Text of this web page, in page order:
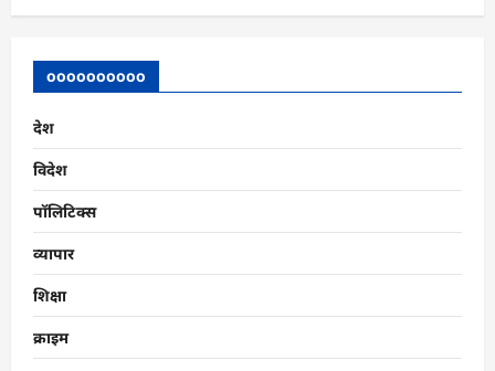
oooooooooo
देश
विदेश
पॉलिटिक्स
व्यापार
शिक्षा
क्राइम